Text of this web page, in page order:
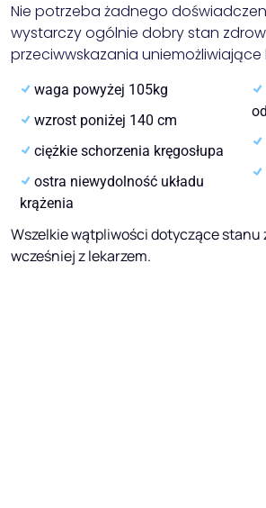
Nie potrzeba żadnego
wystarczy ogólnie dobry stan
przeciwwskazania uniemożliwiające
waga powyżej 105kg
wzrost poniżej 140 cm
ciężkie schorzenia kręgosłupa
ostra niewydolność układu
krążenia
Wszelkie wątpliwości dotyczące
wcześniej z lekarzem.